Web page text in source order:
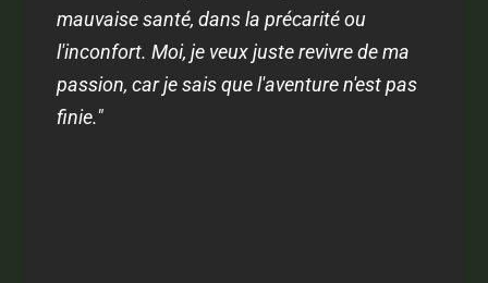
mauvaise santé, dans la précarité ou
l'inconfort. Moi, je veux juste revivre de ma
passion, car je sais que l'aventure n'est pas
finie."